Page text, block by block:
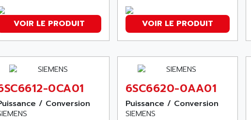
VOIR LE PRODUIT VOIR LE PRODUIT
0CA01
/ Conversion
6SC6620-0AA01
Puissance / Conversion
SIEMENS